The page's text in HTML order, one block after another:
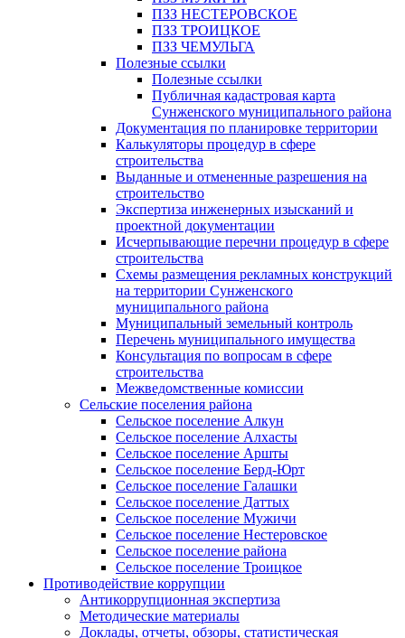
ПЗЗ НЕСТЕРОВСКОЕ
ПЗЗ ТРОИЦКОЕ
ПЗЗ ЧЕМУЛЬГА
Полезные ссылки
Полезные ссылки
Публичная кадастровая карта
Сунженского муниципального района
Документация по планировке территории
Калькуляторы процедур в сфере
строительства
Выданные и отмененные разрешения на
строительство
Экспертиза инженерных изысканий и
проектной документации
Исчерпывающие перечни процедур в сфере
строительства
Схемы размещения рекламных конструкций
на территории Сунженского
муниципального района
Муниципальный земельный контроль
Перечень муниципального имущества
Консультация по вопросам в сфере
строительства
Межведомственные комиссии
Сельские поселения района
Сельское поселение Алкун
Сельское поселение Алхасты
Сельское поселение Аршты
Сельское поселение Берд-Юрт
Сельское поселение Галашки
Сельское поселение Даттых
Сельское поселение Мужичи
Сельское поселение Нестеровское
Сельское поселение района
Сельское поселение Троицкое
Противодействие коррупции
Антикоррупционная экспертиза
Методические материалы
Доклады, отчеты, обзоры, статистическая